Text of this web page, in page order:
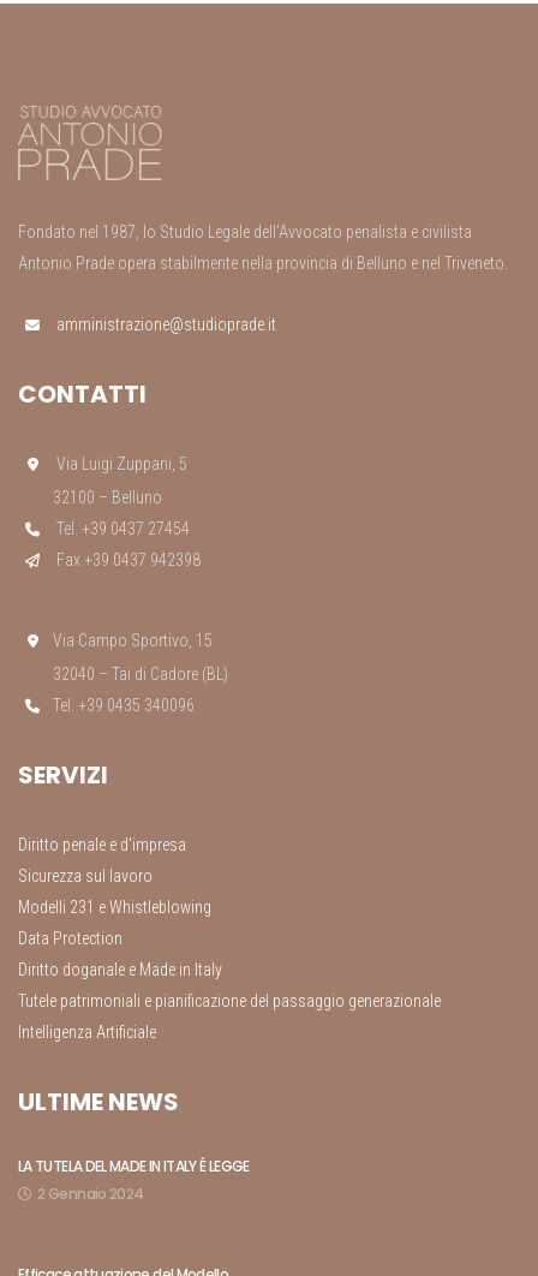
Fondato nel 1987, lo Studio Legale dell’Avvocato penalista e civilista
Antonio Prade opera stabilmente nella provincia di Belluno e nel Triveneto.
amministrazione@studioprade.it
CONTATTI
Via Luigi Zuppani, 5
32100 – Belluno
Tel. +39 0437 27454
Fax +39 0437 942398
Via Campo Sportivo, 15
32040 – Tai di Cadore (BL)
Tel. +39 0435 340096
SERVIZI
Diritto penale e d’impresa
Sicurezza sul lavoro
Modelli 231 e Whistleblowing
Data Protection
Diritto doganale e Made in Italy
Tutele patrimoniali e pianificazione del passaggio generazionale
Intelligenza Artificiale
ULTIME NEWS
LA TUTELA DEL MADE IN ITALY É LEGGE
2 Gennaio 2024